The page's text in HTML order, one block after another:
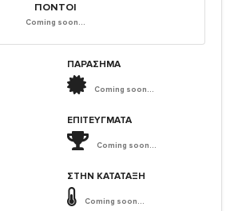
ΠΌΝΤΟΙ
Coming soon...
ΠΑΡΑΣΗΜΑ
Coming soon...
ΕΠΙΤΕΎΓΜΑΤΑ
Coming soon...
ΣΤΗΝ ΚΑΤΆΤΑΞΗ
Coming soon...